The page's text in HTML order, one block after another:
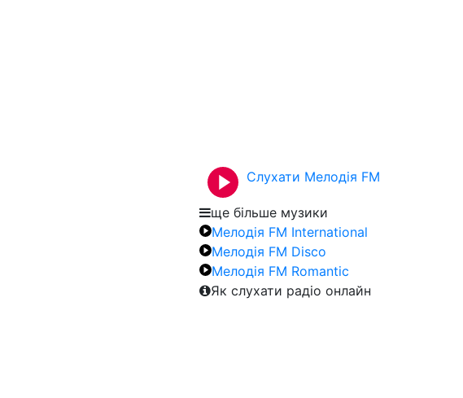
Слухати Мелодія FM
ще більше музики
Мелодія FM International
Мелодія FM Disco
Мелодія FM Romantic
Як слухати радіо онлайн